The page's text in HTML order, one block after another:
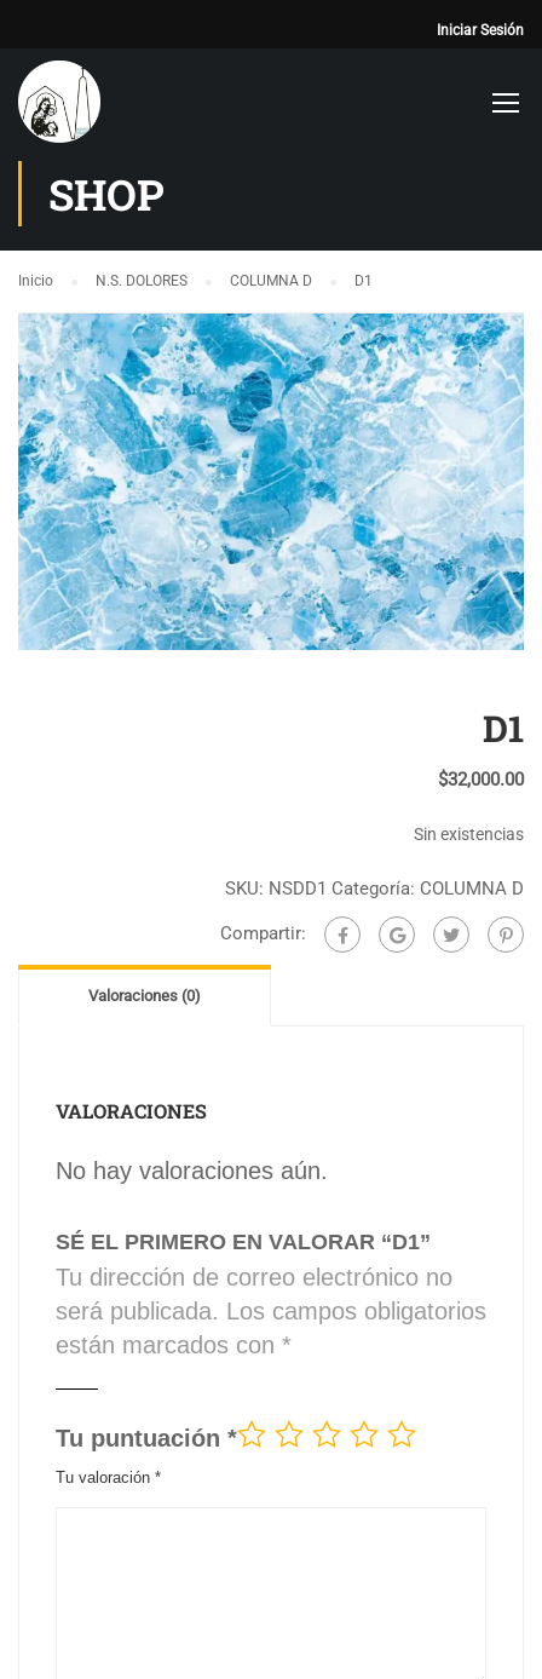
Iniciar Sesión
SHOP
Inicio N.S. DOLORES COLUMNA D D1
D1
$32,000.00
Sin existencias
SKU: NSDD1 Categoría: COLUMNA D
Compartir:
Valoraciones (0)
VALORACIONES
No hay valoraciones aún.
SÉ EL PRIMERO EN VALORAR “D1”
Tu dirección de correo electrónico no
será publicada. Los campos obligatorios
están marcados con *
Tu puntuación *
Tu valoración *